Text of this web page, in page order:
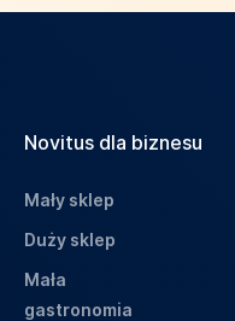
Novitus dla biznesu
Mały sklep
Duży sklep
Mała
gastronomia